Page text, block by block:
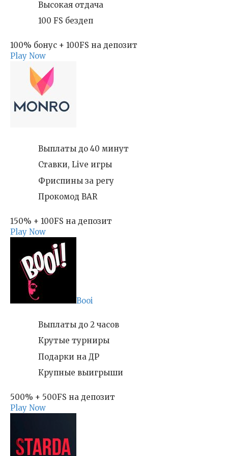
Высокая отдача
100 FS бездеп
100% бонус + 100FS на депозит
Play Now
Выплаты до 40 минут
Ставки, Live игры
Фриспины за регу
Прокомод BAR
150% + 100FS на депозит
Play Now
Booi
Выплаты до 2 часов
Крутые турниры
Подарки на ДР
Крупные выигрыши
500% + 500FS на депозит
Play Now